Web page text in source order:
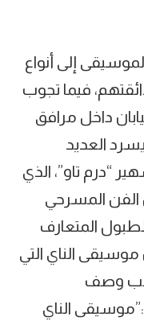
إلى أنواع
فيما تجوب
داخل مرافق
العديد
“درم تاو”، الذي
الفن المسرحي
المتعارف
موسيقى الناي التي
وصف
الناي